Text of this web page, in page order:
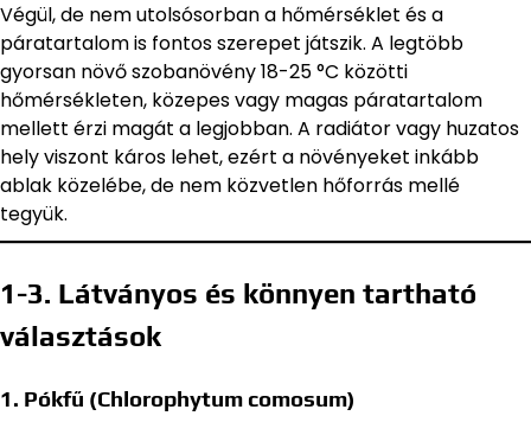
Végül, de nem utolsósorban a hőmérséklet és a
páratartalom is fontos szerepet játszik. A legtöbb
gyorsan növő szobanövény 18-25 °C közötti
hőmérsékleten, közepes vagy magas páratartalom
mellett érzi magát a legjobban. A radiátor vagy huzatos
hely viszont káros lehet, ezért a növényeket inkább
ablak közelébe, de nem közvetlen hőforrás mellé
tegyük.
1-3. Látványos és könnyen tartható
választások
1. Pókfű (Chlorophytum comosum)